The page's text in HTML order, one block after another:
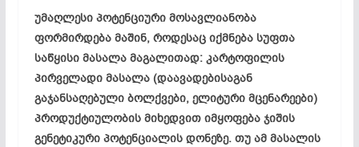
უმაღლესი პოტენციური მოსავლიანობა
ფორმირდება მაშინ, როდესაც იქმნება სუფთა
საწყისი მასალა მაგალითად: კარტოფილის
პირველადი მასალა (დაავადებისაგან
გაჯანსაღებული ბოლქვები, ელიტური მცენარეები)
პროდუქტიულობის მიხედვით იმყოფება ჯიშის
გენეტიკური პოტენციალის დონეზე. თუ ამ მასალის